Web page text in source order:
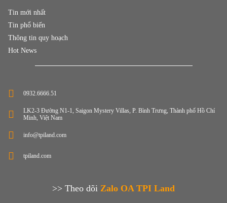
Tin mới nhất
Tin phổ biến
Thông tin quy hoạch
Hot News
0932.6666.51
LK2-3 Đường N1-1, Saigon Mystery Villas, P. Bình Trưng, Thành phố Hồ Chí
Minh, Việt Nam
info@tpiland.com
tpiland.com
>> Theo dõi Zalo OA TPI Land